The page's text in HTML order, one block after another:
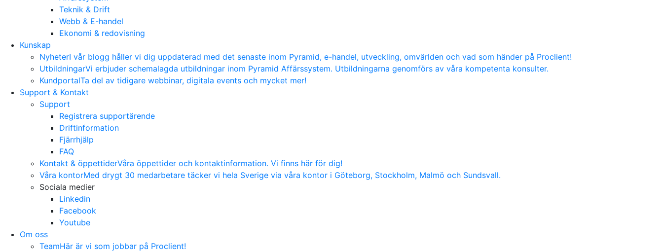
Teknik & Drift
Webb & E-handel
Ekonomi & redovisning
Kunskap
NyheterI vår blogg håller vi dig uppdaterad med det senaste inom Pyramid, e-handel, utveckling, omvärlden och vad som händer på Proclient!
UtbildningarVi erbjuder schemalagda utbildningar inom Pyramid Affärssystem. Utbildningarna genomförs av våra kompetenta konsulter.
KundportalTa del av tidigare webbinar, digitala events och mycket mer!
Support & Kontakt
Support
Registrera supportärende
Driftinformation
Fjärrhjälp
FAQ
Kontakt & öppettiderVåra öppettider och kontaktinformation. Vi finns här för dig!
Våra kontorMed drygt 30 medarbetare täcker vi hela Sverige via våra kontor i Göteborg, Stockholm, Malmö och Sundsvall.
Sociala medier
Linkedin
Facebook
Youtube
Om oss
TeamHär är vi som jobbar på Proclient!